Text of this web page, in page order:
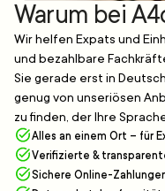
Warum bei
Wir helfen Expats und
und bezahlbare
Sie gerade erst in
genug von unseriösen
zu finden, der Ihre
Alles an einem Ort – für
Verifizierte &
Sichere Online-